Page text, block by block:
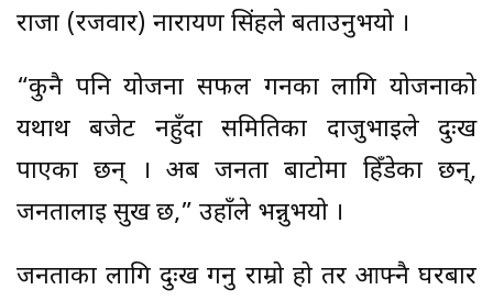
राजा (रजवार) नारायण सिंहले बताउनुभयो ।
“कुनै पनि योजना सफल गर्नका लागि योजनाको
यथार्थ बजेट नहुँदा समितिका दाजुभाइले दुःख
पाएका छन् । अब जनता बाटोमा हिँडेका छन्,
जनतालाई सुख छ,” उहाँले भन्नुभयो ।
जनताका लागि दुःख गर्नु राम्रो हो तर आफ्नै घरबार